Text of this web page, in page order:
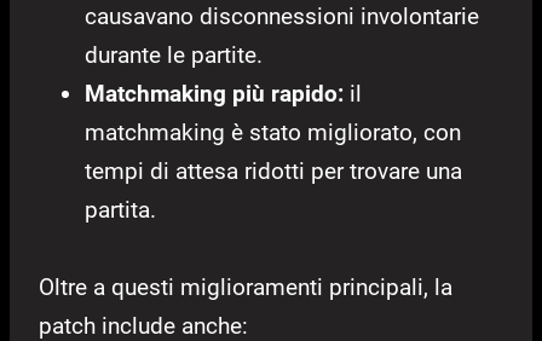
causavano disconnessioni involontarie
durante le partite.
Matchmaking più rapido: il
matchmaking è stato migliorato, con
tempi di attesa ridotti per trovare una
partita.
Oltre a questi miglioramenti principali, la
patch include anche: